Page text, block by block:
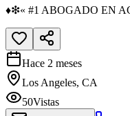
♦❇« #1 ABOGADO EN
Hace 2 meses
Los Angeles, CA
50Vistas